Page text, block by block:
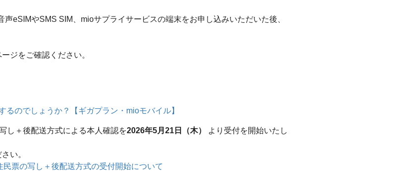
eSIMやSMS SIM、mioサプライサービスの端末をお申し込みいただいた後、
ジをご確認ください。
るのでしょうか？【ギガプラン・mioモバイル】
し＋後配送方式による本人確認を2026年5月21日（木）
より受付を開始いたし
い。
票の写し＋後配送方式の受付開始について